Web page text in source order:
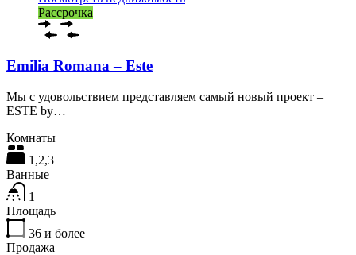
Рассрочка
Emilia Romana – Este
Мы с удовольствием представляем самый новый проект –
ESTE by…
Комнаты
1,2,3
Ванные
1
Площадь
36 и более
Продажа